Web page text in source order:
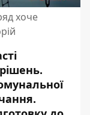
хоче